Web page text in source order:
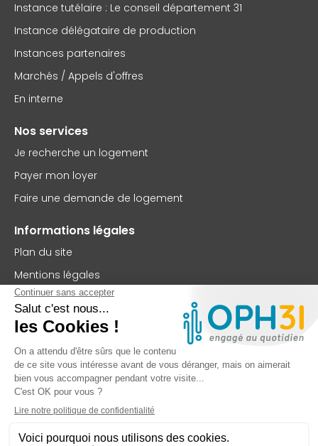
Instance tutélaire : Le conseil département 31
Instance délégataire de production
Instances partenaires
Marchés / Appels d'offres
En interne
Nos services
Je recherche un logement
Payer mon loyer
Faire une demande de logement
Informations légales
Plan du site
Mentions légales
Politique de confidentialité
Accessibilité : partiellement conforme
Nous contacter
OPH31
75 rue Saint-Jean
BP 63102
TEL : 05 62 73 56 00